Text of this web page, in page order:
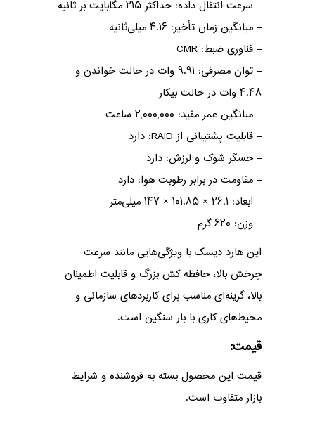
– سرعت انتقال داده: حداکثر ۲۱۵ مگابایت بر ثانیه
– میانگین زمان تأخیر: ۴.۱۶ میلی‌ثانیه
– فناوری ضبط: CMR
– توان مصرفی: ۹.۹۱ وات در حالت خواندن و
۴.۴۸ وات در حالت بیکار
– میانگین عمر مفید: ۲,۰۰۰,۰۰۰ ساعت
– قابلیت پشتیبانی از RAID: دارد
– حسگر شوک و لرزش: دارد
– مقاومت در برابر رطوبت هوا: دارد
– ابعاد: ۲۶.۱ × ۱۰۱.۸۵ × ۱۴۷ میلی‌متر
– وزن: ۶۲۰ گرم
این هارد دیسک با ویژگی‌هایی مانند سرعت
چرخش بالا، حافظه کش بزرگ و قابلیت اطمینان
بالا، گزینه‌ای مناسب برای کاربردهای سازمانی و
محیط‌های کاری با بار سنگین است.
قیمت:
قیمت این محصول بسته به فروشنده و شرایط
بازار متفاوت است.